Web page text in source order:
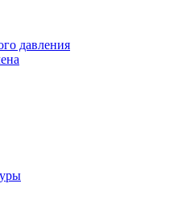
давления